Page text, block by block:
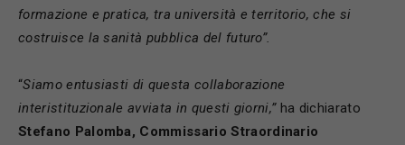
formazione e pratica, tra università e territorio, che si
costruisce la sanità pubblica del futuro”.
“Siamo entusiasti di questa collaborazione
interistituzionale avviata in questi giorni,” ha dichiarato
Stefano Palomba, Commissario Straordinario